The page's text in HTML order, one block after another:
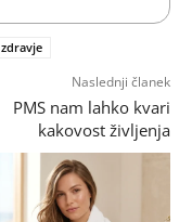
zdravje
Naslednji članek
PMS nam lahko kvari
kakovost življenja